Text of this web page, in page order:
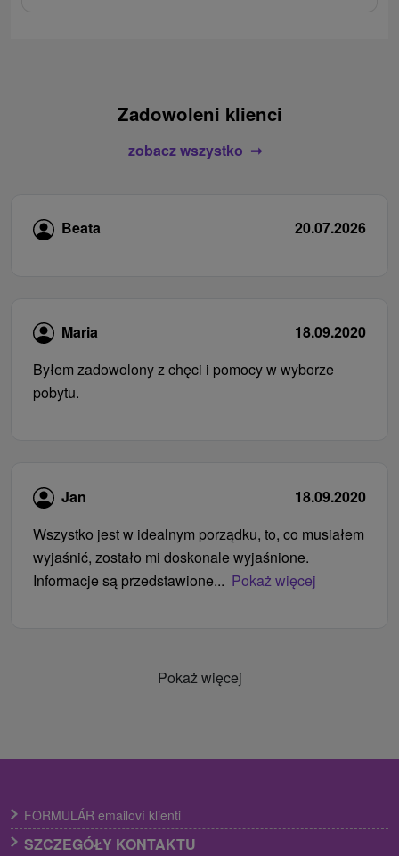
Zadowoleni klienci
zobacz wszystko
Beata 20.07.2026
Maria
18.09.2020
Byłem zadowolony z chęci i pomocy w wyborze
pobytu.
Jan
18.09.2020
Wszystko jest w idealnym porządku, to, co musiałem
wyjaśnić, zostało mi doskonale wyjaśnione.
Informacje są przedstawione... Pokaż więcej
Pokaż więcej
FORMULÁR emailoví klienti
SZCZEGÓŁY KONTAKTU